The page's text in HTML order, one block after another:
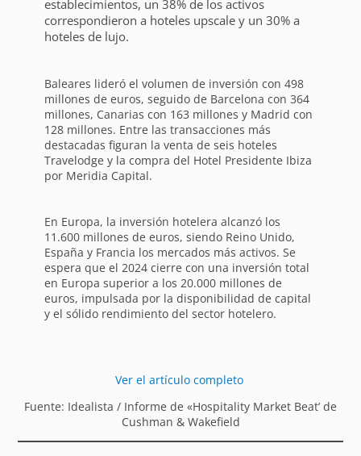
establecimientos, un 38% de los activos
correspondieron a hoteles upscale y un 30% a
hoteles de lujo.
Baleares lideró el volumen de inversión con 498
millones de euros, seguido de Barcelona con 364
millones, Canarias con 163 millones y Madrid con
128 millones. Entre las transacciones más
destacadas figuran la venta de seis hoteles
Travelodge y la compra del Hotel Presidente Ibiza
por Meridia Capital.
En Europa, la inversión hotelera alcanzó los
11.600 millones de euros, siendo Reino Unido,
España y Francia los mercados más activos. Se
espera que el 2024 cierre con una inversión total
en Europa superior a los 20.000 millones de
euros, impulsada por la disponibilidad de capital
y el sólido rendimiento del sector hotelero.
Ver el artículo completo
Fuente: Idealista / Informe de «Hospitality Market Beat’ de
Cushman & Wakefield